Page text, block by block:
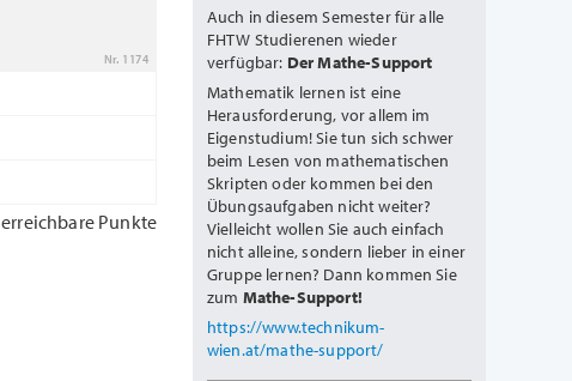
Nr. 1174
erreichbare Punkte
Auch in diesem Semester für alle
FHTW Studierenen wieder
verfügbar: Der Mathe-Support
Mathematik lernen ist eine
Herausforderung, vor allem im
Eigenstudium! Sie tun sich schwer
beim Lesen von mathematischen
Skripten oder kommen bei den
Übungsaufgaben nicht weiter?
Vielleicht wollen Sie auch einfach
nicht alleine, sondern lieber in einer
Gruppe lernen? Dann kommen Sie
zum Mathe-Support!
https://www.technikum-
wien.at/mathe-support/